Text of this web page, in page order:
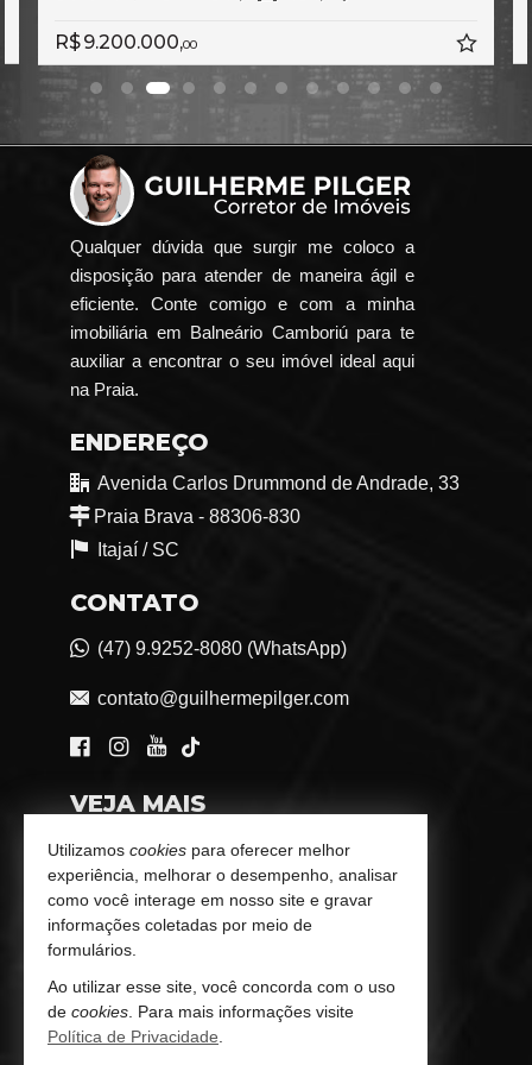
R$ 9.200.000,00
Qualquer dúvida que surgir me coloco a
disposição para atender de maneira ágil e
eficiente. Conte comigo e com a minha
imobiliária em Balneário Camboriú para te
auxiliar a encontrar o seu imóvel ideal aqui
na Praia.
ENDEREÇO
Avenida Carlos Drummond de Andrade, 33
Praia Brava - 88306-830
Itajaí / SC
CONTATO
(47) 9.9252-8080 (WhatsApp)
contato@guilhermepilger.com
VEJA MAIS
Consultoria Imobiliária Personalizada
trabalhe conosco
Indicadores Financeiros
Imóveis Favoritos
Mapa de Imóveis
Utilizamos cookies para oferecer melhor
experiência, melhorar o desempenho, analisar
como você interage em nosso site e gravar
informações coletadas por meio de
formulários.
Ao utilizar esse site, você concorda com o uso
de cookies . Para mais informações visite
Política de Privacidade